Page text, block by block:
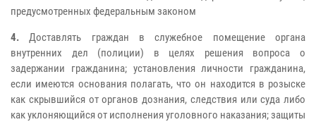
предусмотренных федеральным законом
4.Доставлять граждан в служебное помещение органа
внутренних дел (полиции) в целях решения вопроса о
задержании гражданина; установления личности гражданина,
если имеются основания полагать, что он находится в розыске
как скрывшийся от органов дознания, следствия или суда либо
как уклоняющийся от исполнения уголовного наказания; защиты